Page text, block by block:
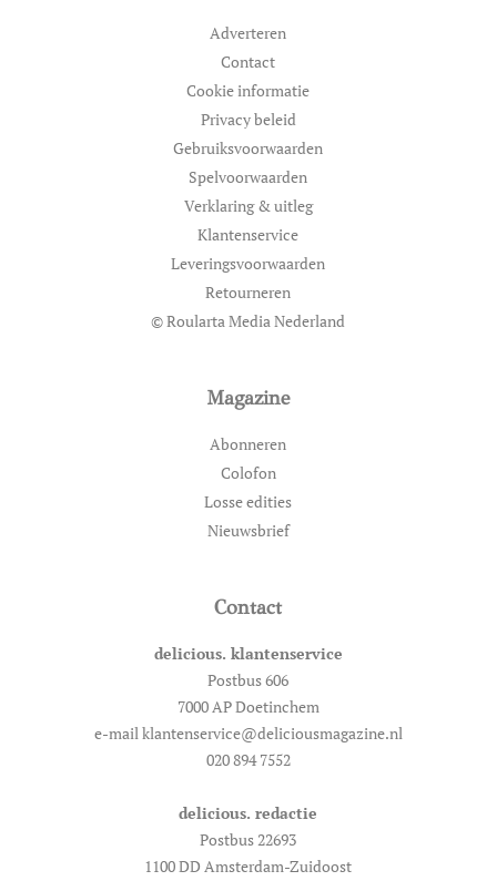
Adverteren
Contact
Cookie informatie
Privacy beleid
Gebruiksvoorwaarden
Spelvoorwaarden
Verklaring & uitleg
Klantenservice
Leveringsvoorwaarden
Retourneren
© Roularta Media Nederland
Magazine
Abonneren
Colofon
Losse edities
Nieuwsbrief
Contact
delicious. klantenservice
Postbus 606
7000 AP Doetinchem
e-mail klantenservice@deliciousmagazine.nl
020 894 7552
delicious. redactie
Postbus 22693
1100 DD Amsterdam-Zuidoost